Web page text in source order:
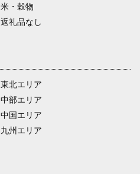
米・穀物
返礼品なし
東北エリア
中部エリア
中国エリア
九州エリア